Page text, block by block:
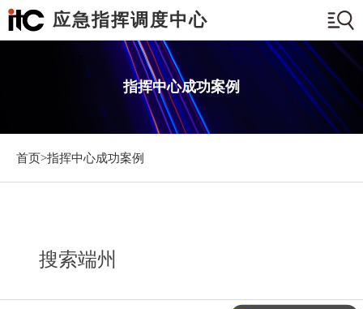
应急指挥调度中心
指挥中心成功案例
首页>指挥中心成功案例
搜索端州